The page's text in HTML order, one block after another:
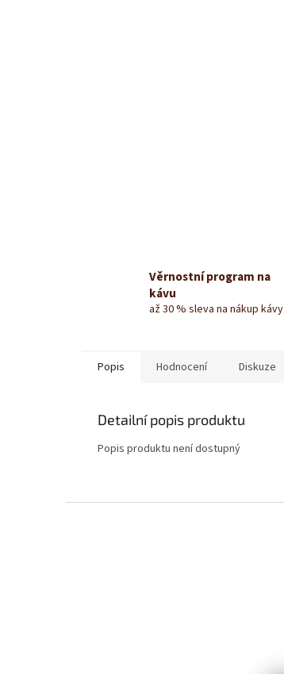
Věrnostní program na
kávu
až 30 % sleva na nákup kávy
Popis Hodnocení Diskuze
Detailní popis produktu
Popis produktu není dostupný